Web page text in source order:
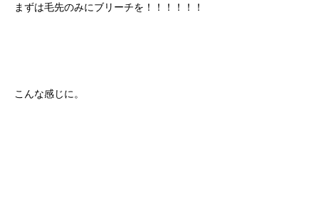
まずは毛先のみにブリーチを！！！！！！
こんな感じに。